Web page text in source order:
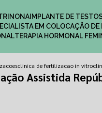
IMPLANTE DE
EM COLOCAÇÃO
TERAPIA HORMONAL
clinica de fertilizacao in vitro
Assistida